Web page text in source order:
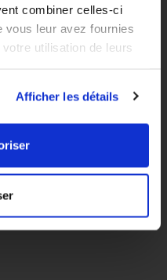
combiner celles-ci
vous leur avez fournies
utilisation de leurs
Afficher les détails